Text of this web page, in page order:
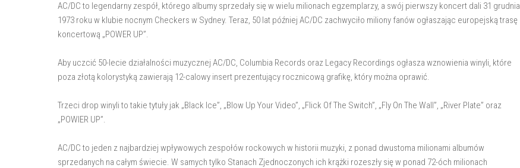
AC/DC to legendarny zespół, którego albumy sprzedały się w wielu milionach egzemplarzy, a swój pierwszy koncert dali 31 grudnia
1973 roku w klubie nocnym Checkers w Sydney. Teraz, 50 lat później AC/DC zachwyciło miliony fanów ogłaszając europejską trasę
koncertową „POWER UP”.
Aby uczcić 50-lecie działalności muzycznej AC/DC, Columbia Records oraz Legacy Recordings ogłasza wznowienia winyli, które
poza złotą kolorystyką zawierają 12-calowy insert prezentujący rocznicową grafikę, który można oprawić.
Trzeci drop winyli to takie tytuły jak „Black Ice”, „Blow Up Your Video”, „Flick Of The Switch”, „Fly On The Wall”, „River Plate” oraz
„POWIER UP”.
AC/DC to jeden z najbardziej wpływowych zespołów rockowych w historii muzyki, z ponad dwustoma milionami albumów
sprzedanych na całym świecie. W samych tylko Stanach Zjednoczonych ich krążki rozeszły się w ponad 72-óch milionach